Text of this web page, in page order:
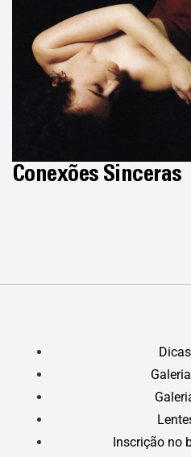
Conexões Sinceras
Inscrição no